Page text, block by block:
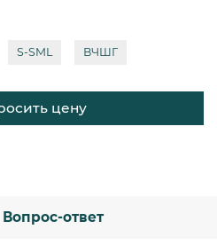
S-SML ВЧШГ
цену
Вопрос-ответ